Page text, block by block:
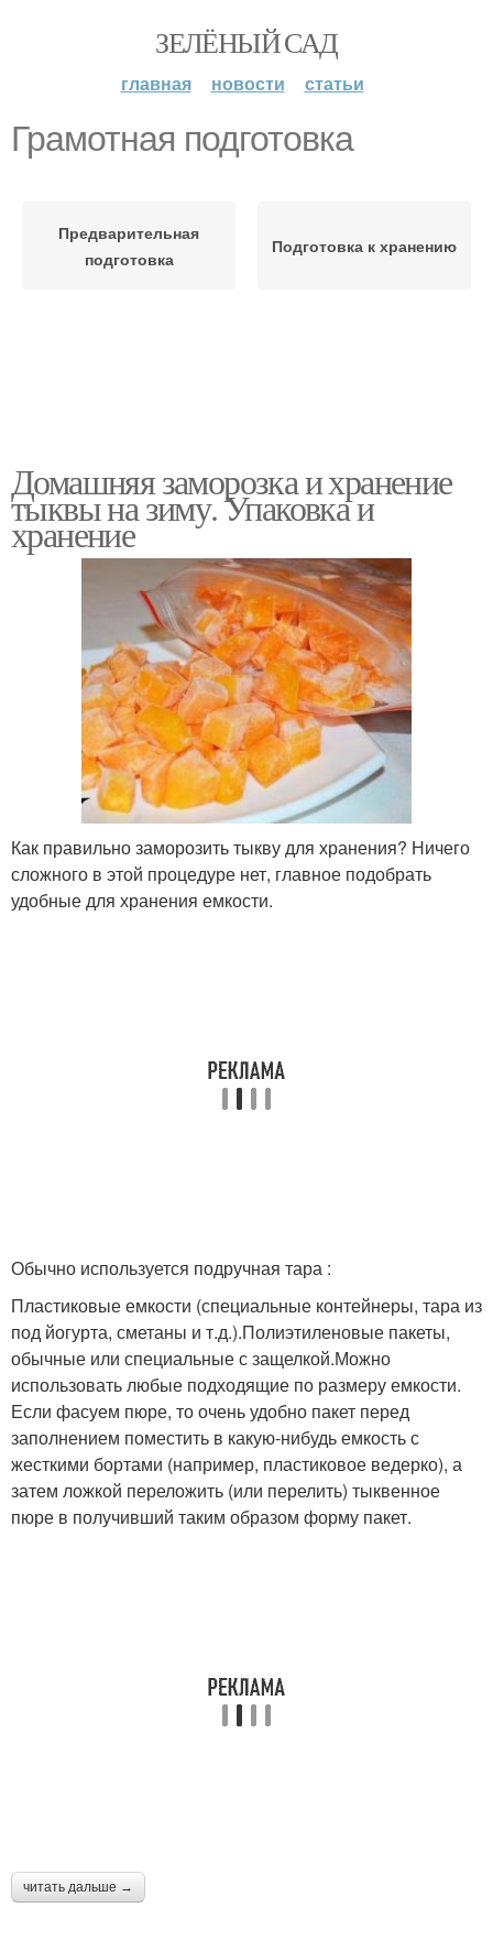
ЗЕЛЁНЫЙ САД
главная новости статьи
Грамотная подготовка
Предварительная
подготовка
Подготовка к хранению
Домашняя заморозка и хранение
тыквы на зиму. Упаковка и
хранение
Как правильно заморозить тыкву для хранения? Ничего
сложного в этой процедуре нет, главное подобрать
удобные для хранения емкости.
Обычно используется подручная тара :
Пластиковые емкости (специальные контейнеры, тара из
под йогурта, сметаны и т.д.).Полиэтиленовые пакеты,
обычные или специальные с защелкой.Можно
использовать любые подходящие по размеру емкости.
Если фасуем пюре, то очень удобно пакет перед
заполнением поместить в какую-нибудь емкость с
жесткими бортами (например, пластиковое ведерко), а
затем ложкой переложить (или перелить) тыквенное
пюре в получивший таким образом форму пакет.
читать дальше →